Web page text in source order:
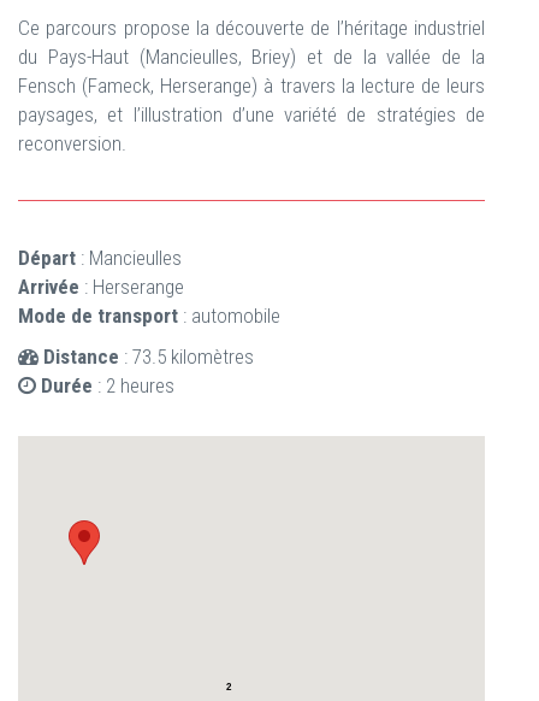
Ce parcours propose la découverte de l’héritage industriel
du Pays-Haut (Mancieulles, Briey) et de la vallée de la
Fensch (Fameck, Herserange) à travers la lecture de leurs
paysages, et l’illustration d’une variété de stratégies de
reconversion.
Départ : Mancieulles
Arrivée : Herserange
Mode de transport : automobile
Distance : 73.5 kilomètres
Durée : 2 heures
2